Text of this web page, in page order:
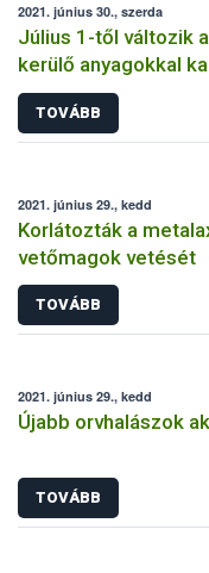
2021. június 30., szerda
Július 1-től változik
kerülő anyagokkal
kötelezettség
TOVÁBB
2021. június 29., kedd
Korlátozták a
vetőmagok vetését
TOVÁBB
2021. június 29., kedd
Újabb orvhalászok
TOVÁBB